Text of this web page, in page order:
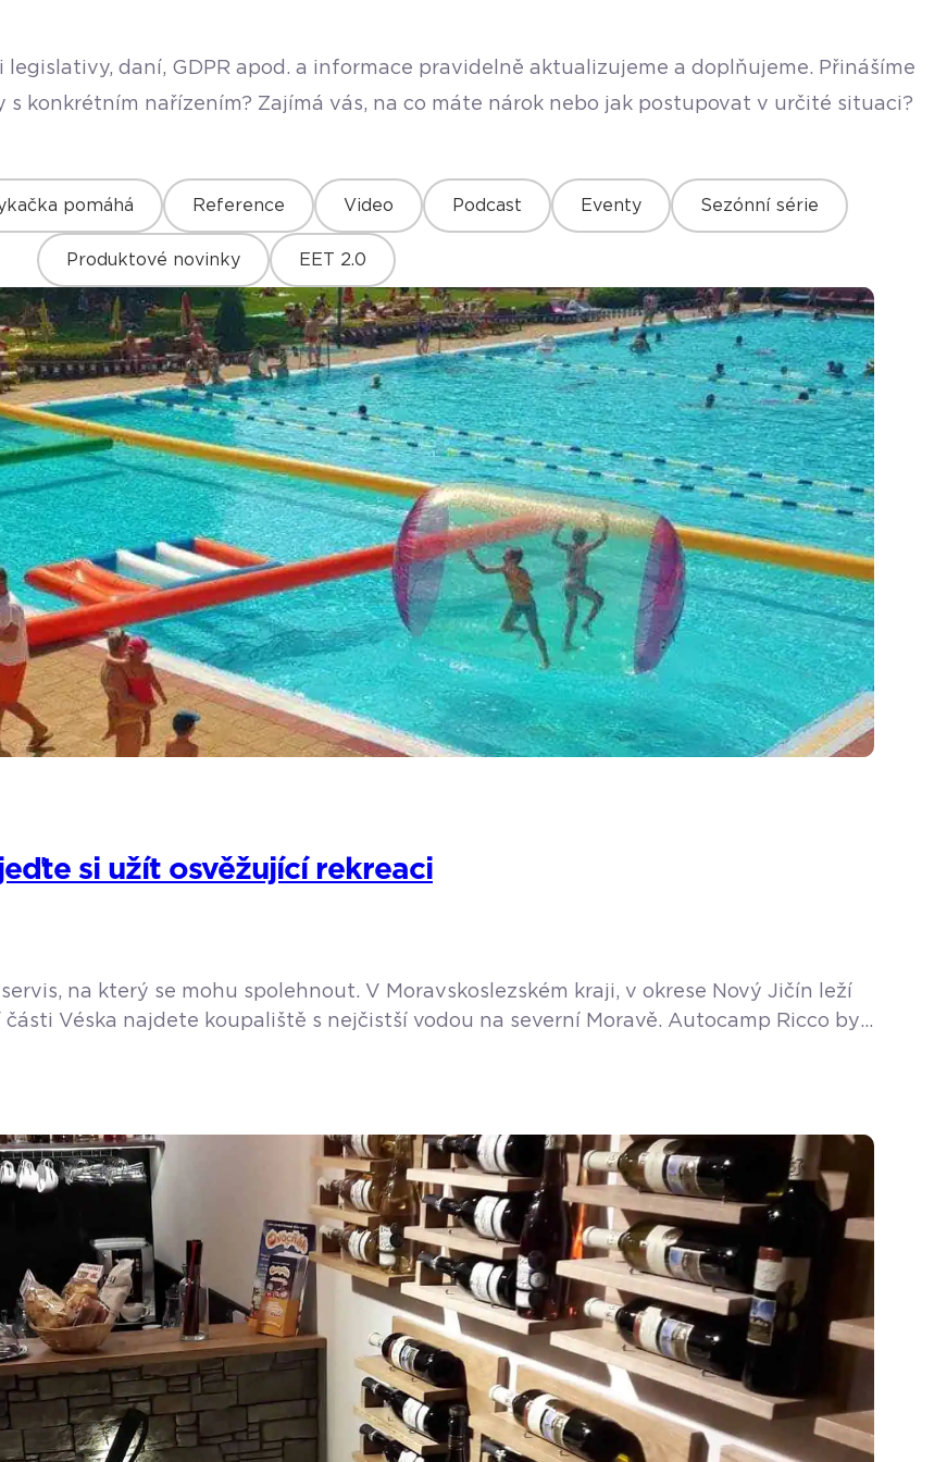
daní, GDPR apod. a informace pravidelně aktualizujeme a doplňujeme. Přinášíme
konkrétním nařízením? Zajímá vás, na co máte nárok nebo jak postupovat v určité situaci?
pomáhá Reference Video Podcast Eventy Sezónní série
Produktové novinky EET 2.0
si užít osvěžující rekreaci
na který se mohu spolehnout. V Moravskoslezském kraji, v okrese Nový Jičín leží
Véska najdete koupaliště s nejčistší vodou na severní Moravě. Autocamp Ricco byl